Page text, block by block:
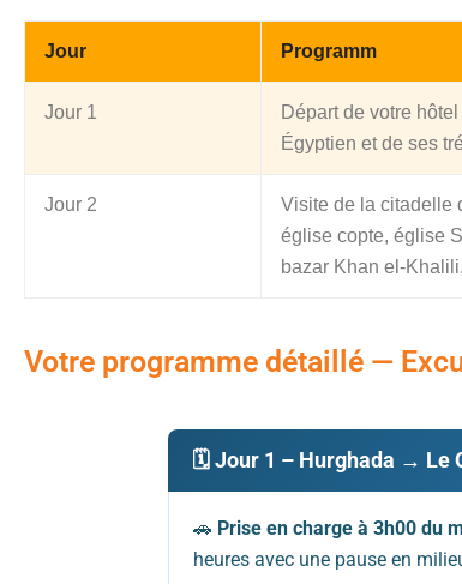
Jour Programm
Jour 1
Départ de votre
Égyptien et de ses
Jour 2
Visite de la citadelle
église copte, église
bazar Khan el-
Votre programme détaillé —
🗓️ Jour 1 – Hurghada → Le
🚗 Prise en charge à 3h00 du
heures avec une pause en